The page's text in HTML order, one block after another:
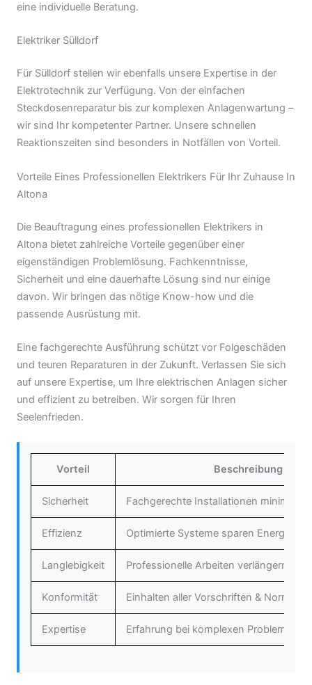
eine individuelle Beratung.
Elektriker Sülldorf
Für Sülldorf stellen wir ebenfalls unsere Expertise in der
Elektrotechnik zur Verfügung. Von der einfachen
Steckdosenreparatur bis zur komplexen Anlagenwartung –
wir sind Ihr kompetenter Partner. Unsere schnellen
Reaktionszeiten sind besonders in Notfällen von Vorteil.
Vorteile Eines Professionellen Elektrikers Für Ihr Zuhause In
Altona
Die Beauftragung eines professionellen Elektrikers in
Altona bietet zahlreiche Vorteile gegenüber einer
eigenständigen Problemlösung. Fachkenntnisse,
Sicherheit und eine dauerhafte Lösung sind nur einige
davon. Wir bringen das nötige Know-how und die
passende Ausrüstung mit.
Eine fachgerechte Ausführung schützt vor Folgeschäden
und teuren Reparaturen in der Zukunft. Verlassen Sie sich
auf unsere Expertise, um Ihre elektrischen Anlagen sicher
und effizient zu betreiben. Wir sorgen für Ihren
Seelenfrieden.
Vorteil Beschreibung
Sicherheit Fachgerechte Installationen
Effizienz Optimierte Systeme sparen Energie.
Langlebigkeit Professionelle Arbeiten verlängern die
Konformität Einhalten aller Vorschriften & Normen.
Expertise Erfahrung bei komplexen Problemen.